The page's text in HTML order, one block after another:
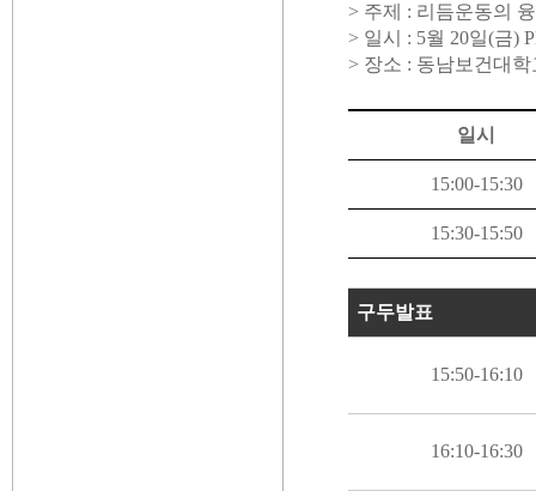
> 주제 : 리듬운동의
> 일시 : 5월 20일(금)
> 장소 : 동남보건대
일시
15:00-15:30
15:30-15:50
구두발표
15:50-16:10
16:10-16:30